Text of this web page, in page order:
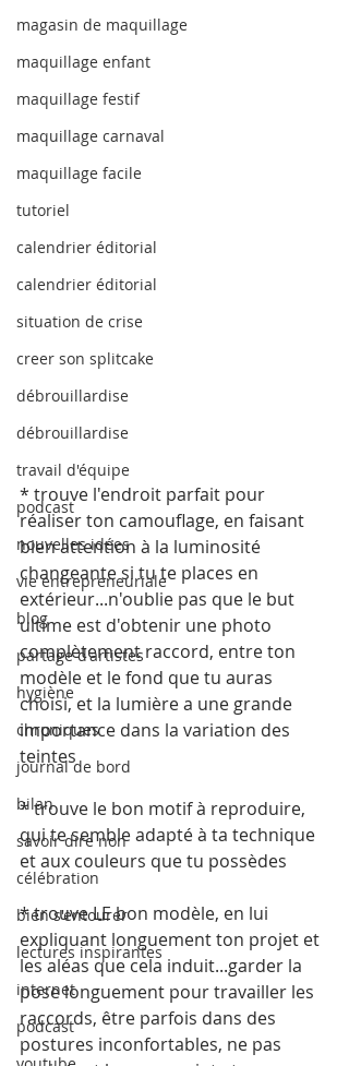
magasin de maquillage
maquillage enfant
maquillage festif
maquillage carnaval
maquillage facile
tutoriel
calendrier éditorial
calendrier éditorial
situation de crise
creer son splitcake
débrouillardise
débrouillardise
travail d'équipe
podcast
nouvelles idées
vie entrepreneuriale
blog
partage d'artistes
hygiène
chroniques
journal de bord
bilan
savoir dire non
célébration
bien s'entourer
lectures inspirantes
internet
podcast
* trouve l'endroit parfait pour
réaliser ton camouflage, en faisant
bien attention à la luminosité
changeante si tu te places en
extérieur...n'oublie pas que le but
ultime est d'obtenir une photo
complètement raccord, entre ton
modèle et le fond que tu auras
choisi, et la lumière a une grande
importance dans la variation des
teintes
* trouve le bon motif à reproduire,
qui te semble adapté à ta technique
et aux couleurs que tu possèdes
* trouve LE bon modèle, en lui
expliquant longuement ton projet et
les aléas que cela induit...garder la
pose longuement pour travailler les
raccords, être parfois dans des
postures inconfortables, ne pas